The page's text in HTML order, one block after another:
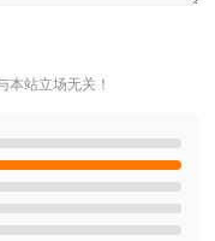
本站立场无关！